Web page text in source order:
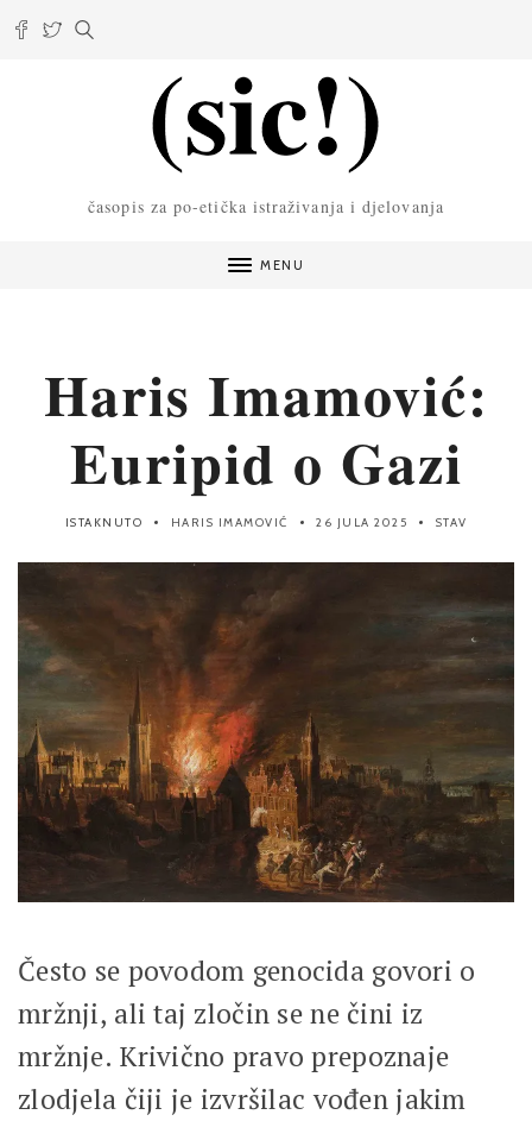
časopis za po-etička istraživanja i djelovanja
MENU
Haris Imamović:
Euripid o Gazi
ISTAKNUTO HARIS IMAMOVIĆ 26 JULA 2025 STAV
Često se povodom genocida govori o
mržnji, ali taj zločin se ne čini iz
mržnje. Krivično pravo prepoznaje
zlodjela čiji je izvršilac vođen jakim